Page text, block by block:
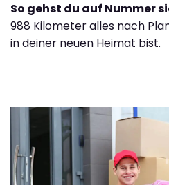
So gehst du auf Nummer
988 Kilometer alles nach
in deiner neuen Heimat bist.